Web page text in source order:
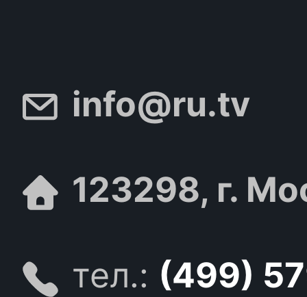
info@ru.tv
123298, г.
тел.: (499)